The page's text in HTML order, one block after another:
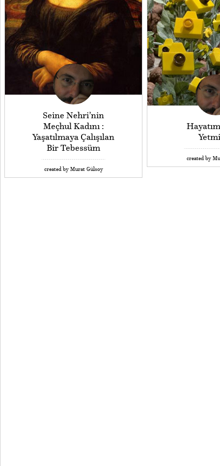
Seine Nehri’nin
Meçhul Kadını :
Yaşatılmaya Çalışılan
Bir Tebessüm
created by Murat Gülsoy
created by